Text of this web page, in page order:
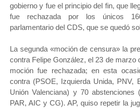
gobierno y fue el principio del fin, que
fue rechazada por los únicos
parlamentario del CDS, que se quedó
La segunda «moción de censura» la
contra Felipe González, el 23 de marzo
moción fue rechazada; en esta
contra (PSOE, Izquierda Unida, PNV,
Unión Valenciana) y 70 abstenciones
PAR, AIC y CG). AP, quiso repetir la